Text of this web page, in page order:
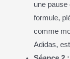
une
formule,
comme
Adidas,